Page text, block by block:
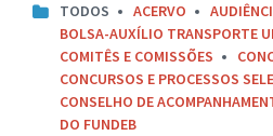
TODOS ACERVO
BOLSA-AUXÍLIO TRANSPORTE
COMITÊS E COMISSÕES
CONCURSOS E PROCESSOS
CONSELHO DE
DO FUNDEB